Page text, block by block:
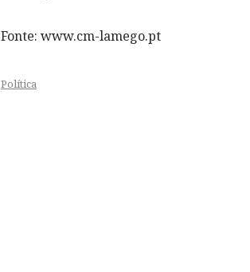
Fonte: www.cm-lamego.pt
Política